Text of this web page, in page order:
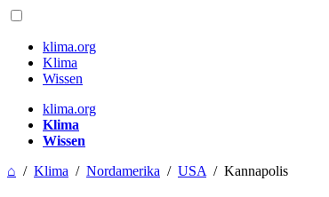
klima.org
Klima
Wissen
klima.org
Klima
Wissen
⌂ / Klima / Nordamerika / USA / Kannapolis